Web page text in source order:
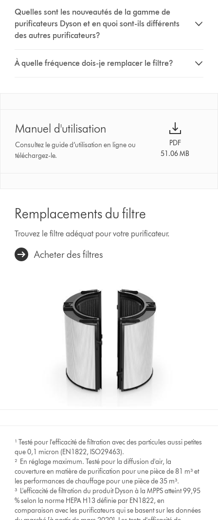
Quelles sont les nouveautés de la gamme de
purificateurs Dyson et en quoi sont-ils différents
des autres purificateurs?
À quelle fréquence dois-je remplacer le filtre?
Manuel d'utilisation
Consultez le guide d’utilisation en ligne ou
téléchargez-le.
PDF
51.06 MB
Remplacements du filtre
Trouvez le filtre adéquat pour votre purificateur.
Acheter des filtres
¹ Testé pour l'efficacité de filtration avec des particules aussi petites
que 0,1 micron (EN1822, ISO29463).
² En réglage maximum. Testé pour la diffusion d'air, la
couverture en matière de purification pour une pièce de 81 m³ et
les performances de chauffage pour une pièce de 35 m³.
³ L'efficacité de filtration du produit Dyson à la MPPS atteint 99,95
% selon la norme HEPA H13 définie par EN1822, en
comparaison avec les purificateurs qui se basent sur les données